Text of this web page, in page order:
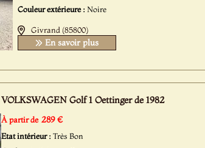
Couleur extérieure :Noire
Givrand (85800)
En savoir plus
VOLKSWAGEN Golf 1 Oettinger de 1982
À partir de 289 €
Etat intérieur : Très Bon